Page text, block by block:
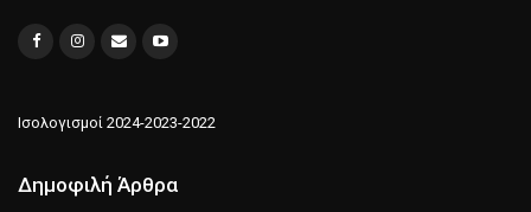
Ισολογισμοί 2024-2023-2022
Δημοφιλή Άρθρα